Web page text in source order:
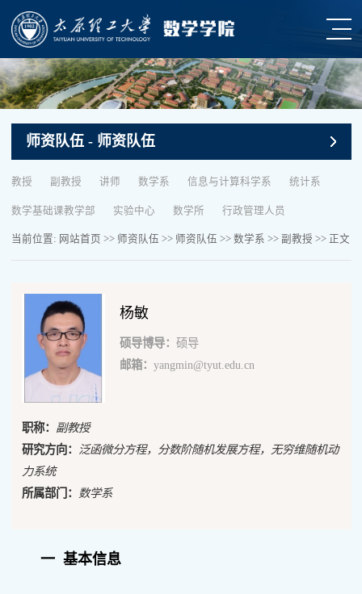
师资队伍 - 师资队伍
教授 副教授 讲师 数学系 信息与计算科学系 统计系
数学基础课教学部 实验中心 数学所 行政管理人员
当前位置: 网站首页 >> 师资队伍 >> 师资队伍 >> 数学系 >> 副教授 >> 正文
杨敏
硕导博导： 硕导
邮箱： yangmin@tyut.edu.cn
职称： 副教授
研究方向：
泛函微分方程，分数阶随机发展方程，无穷维随机动
力系统
所属部门：
数学系
一 基本信息